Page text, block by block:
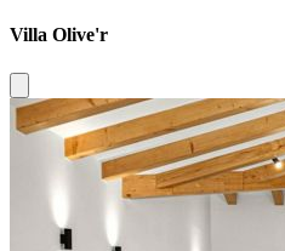
Villa Olive'r
Close modal